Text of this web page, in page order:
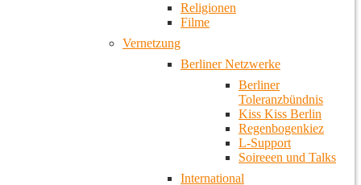
Religionen
Filme
Vernetzung
Berliner Netzwerke
Berliner
Toleranzbündnis
Kiss Kiss Berlin
Regenbogenkiez
L-Support
Soireeen und Talks
International